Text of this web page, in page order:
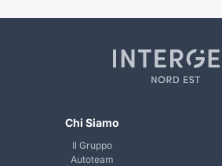
Chi Siamo
Il Gruppo
Autoteam